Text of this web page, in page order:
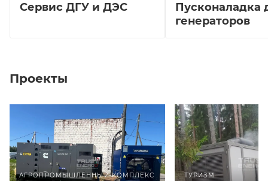
Сервис ДГУ и ДЭС
Пусконаладка
генераторов
Проекты
АГРОПРОМЫШЛЕННЫЙ КОМПЛЕКС ТУРИЗМ